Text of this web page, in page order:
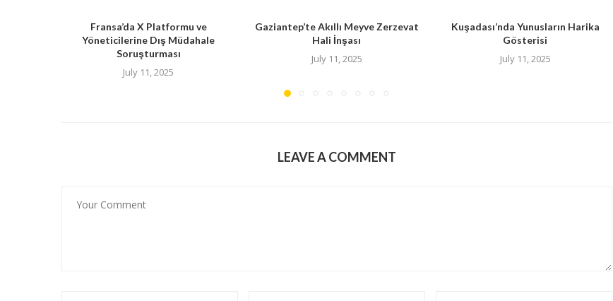
Fransa’da X Platformu ve
Yöneticilerine Dış Müdahale
Soruşturması
July 11, 2025
Gaziantep’te Akıllı Meyve Zerzevat
Hali İnşası
July 11, 2025
Kuşadası’nda Yunusların Harika
Gösterisi
July 11, 2025
LEAVE A COMMENT